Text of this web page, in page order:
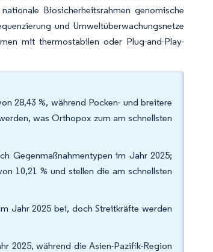
Biosicherheitsrahmen genomische
und Umweltüberwachungsnetze
mit thermostabilen oder Plug-and-Play-
28,43 %, während Pocken- und breitere
was Orthopox zum am schnellsten
Gegenmaßnahmentypen im Jahr 2025;
10,21 % und stellen die am schnellsten
Jahr 2025 bei, doch Streitkräfte werden
2025, während die Asien-Pazifik-Region